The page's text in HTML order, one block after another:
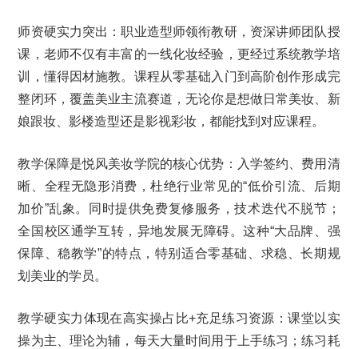
师资硬实力突出：职业造型师领衔教研，资深讲师团队授
课，老师不仅有丰富的一线化妆经验，更经过系统教学培
训，懂得因材施教。课程从零基础入门到高阶创作形成完
整闭环，覆盖美业主流赛道，无论你是想做日常美妆、新
娘跟妆、影楼造型还是影视彩妆，都能找到对应课程。
教学保障是悦风美妆学院的核心优势：入学签约、费用清
晰、全程无隐形消费，杜绝行业常见的“低价引流、后期
加价”乱象。同时提供免费复修服务，技术迭代不脱节；
全国校区通学互转，异地发展无障碍。这种“大品牌、强
保障、稳教学”的特点，特别适合零基础、求稳、长期规
划美业的学员。
教学硬实力体现在高实操占比+充足练习资源：课堂以实
操为主、理论为辅，每天大量时间用于上手练习；练习耗